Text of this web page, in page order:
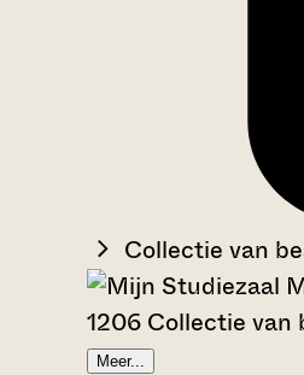
Collectie van
1206 Collectie
Meer...